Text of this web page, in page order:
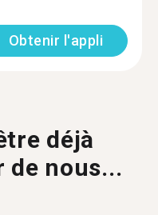
Obtenir l'appli
déjà
de nous...